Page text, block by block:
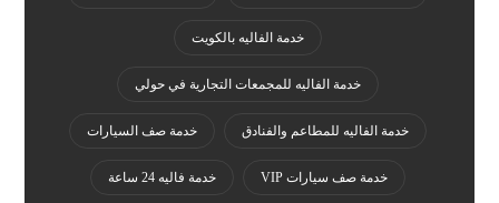
خدمة الفاليه بالكويت
خدمة الفاليه للمجمعات التجارية في حولي
خدمة الفاليه للمطاعم والفنادق خدمة صف السيارات
خدمة صف سيارات VIP خدمة فاليه 24 ساعة